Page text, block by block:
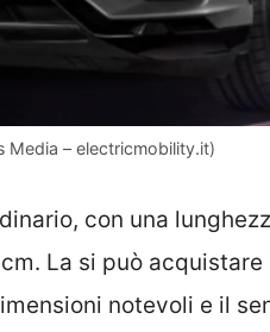
Media – electricmobility.it)
con una
La si può
notevoli e il